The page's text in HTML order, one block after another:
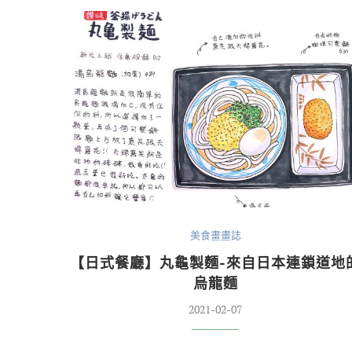
美食畫畫誌
【日式餐廳】丸龜製麵-來自日本連鎖道地
烏龍麵
2021-02-07